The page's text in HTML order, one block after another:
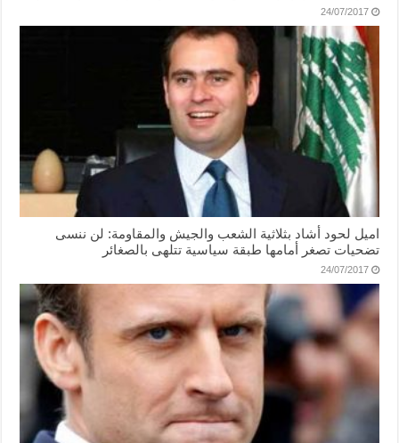
24/07/2017
اميل لحود أشاد بثلاثية الشعب والجيش والمقاومة: لن ننسى
تضحيات تصغر أمامها طبقة سياسية تتلهى بالصغائر
24/07/2017